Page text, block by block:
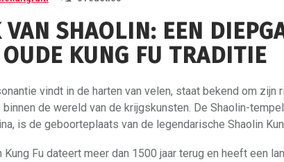
VAN SHAOLIN: EEN
KUNG FU TRADITIE
vindt in de harten van velen, staat bekend om zijn
de wereld van de krijgskunsten. De Shaolin-
is de geboorteplaats van de legendarische Shaolin
Kung Fu dateert meer dan 1500 jaar terug en heeft een